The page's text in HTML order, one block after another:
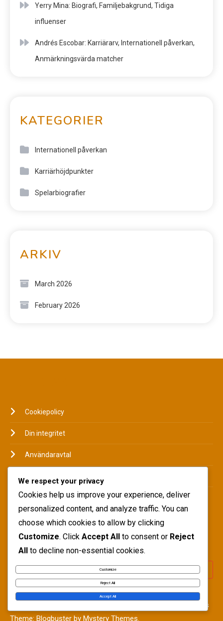
Yerry Mina: Biografi, Familjebakgrund, Tidiga
influenser
Andrés Escobar: Karriärarv, Internationell påverkan,
Anmärkningsvärda matcher
KATEGORIER
Internationell påverkan
Karriärhöjdpunkter
Spelarbiografier
ARKIV
March 2026
February 2026
Cookiepolicy
Din integritet
Användaravtal
Hör av dig
SÖK
Proudly powered by WordPress
Theme: Blogbuster by Mystery Themes.
We respect your privacy
Cookies help us improve your experience, deliver
personalized content, and analyze traffic. You can
choose which cookies to allow by clicking
Customize. Click Accept All to consent or Reject
All to decline non-essential cookies.
Customize
Reject All
Accept All